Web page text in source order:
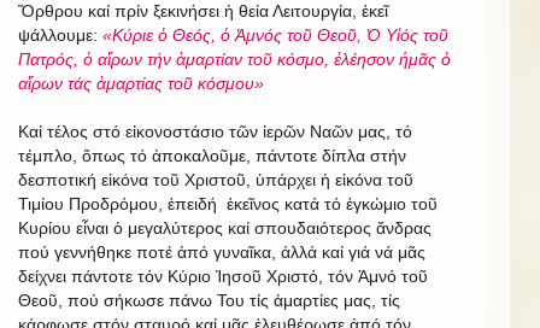
Ὄρθρου καί πρίν ξεκινήσει ἡ θεία Λειτουργία, ἐκεῖ
ψάλλουμε: «Κύριε ὁ Θεός, ὁ Ἀμνός τοῦ Θεοῦ, Ὁ Υἱός τοῦ
Πατρός, ὁ αἵρων τήν ἁμαρτίαν τοῦ κόσμο, ἐλέησον ἡμᾶς ὁ
αἵρων τάς ἁμαρτίας τοῦ κόσμου»
Καί τέλος στό εἰκονοστάσιο τῶν ἱερῶν Ναῶν μας, τό
τέμπλο, ὅπως τό ἀποκαλοῦμε, πάντοτε δίπλα στήν
δεσποτική εἰκόνα τοῦ Χριστοῦ, ὑπάρχει ἡ εἰκόνα τοῦ
Τιμίου Προδρόμου, ἐπειδή ἐκεῖνος κατά τό ἐγκώμιο τοῦ
Κυρίου εἶναι ὁ μεγαλύτερος καί σπουδαιότερος ἄνδρας
πού γεννήθηκε ποτέ ἀπό γυναῖκα, ἀλλά καί γιά νά μᾶς
δείχνει πάντοτε τόν Κύριο Ἰησοῦ Χριστό, τόν Ἀμνό τοῦ
Θεοῦ, πού σήκωσε πάνω Του τίς ἁμαρτίες μας, τίς